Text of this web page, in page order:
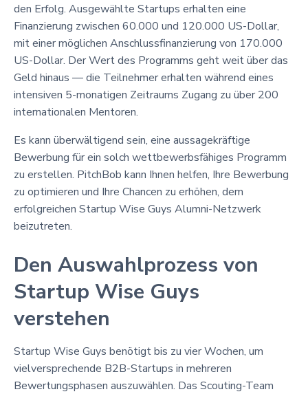
den Erfolg. Ausgewählte Startups erhalten eine
Finanzierung zwischen 60.000 und 120.000 US-Dollar,
mit einer möglichen Anschlussfinanzierung von 170.000
US-Dollar. Der Wert des Programms geht weit über das
Geld hinaus — die Teilnehmer erhalten während eines
intensiven 5-monatigen Zeitraums Zugang zu über 200
internationalen Mentoren.
Es kann überwältigend sein, eine aussagekräftige
Bewerbung für ein solch wettbewerbsfähiges Programm
zu erstellen. PitchBob kann Ihnen helfen, Ihre Bewerbung
zu optimieren und Ihre Chancen zu erhöhen, dem
erfolgreichen Startup Wise Guys Alumni-Netzwerk
beizutreten.
Den Auswahlprozess von
Startup Wise Guys
verstehen
Startup Wise Guys benötigt bis zu vier Wochen, um
vielversprechende B2B-Startups in mehreren
Bewertungsphasen auszuwählen. Das Scouting-Team